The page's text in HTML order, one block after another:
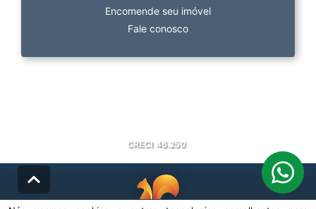
Encomende seu imóvel
Fale conosco
CRECI 46.250